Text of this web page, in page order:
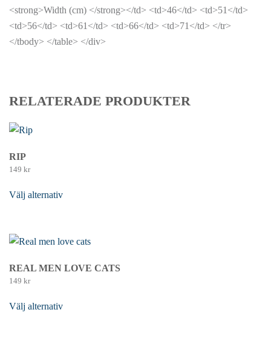
<strong>Width (cm) </strong></td> <td>46</td> <td>51</td>
<td>56</td> <td>61</td> <td>66</td> <td>71</td> </tr>
</tbody> </table> </div>
RELATERADE PRODUKTER
RIP
149 kr
Välj alternativ
REAL MEN LOVE CATS
149 kr
Välj alternativ